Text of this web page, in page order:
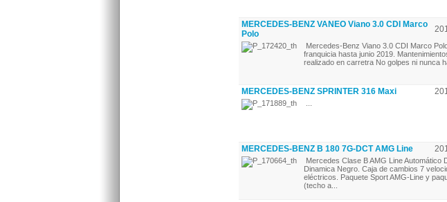
MERCEDES-BENZ VANEO Viano 3.0 CDI Marco
Polo
Mercedes-Benz Viano 3.0 CDI Marco
franquicia hasta junio 2019.
realizado en carretra No golpes ni nunca
MERCEDES-BENZ SPRINTER 316 Maxi
MERCEDES-BENZ B 180 7G-DCT AMG Line
Mercedes Clase B AMG Line
Dinamica Negro. Caja de cambios 7
eléctricos. Paquete Sport AMG-Line y
(techo a...